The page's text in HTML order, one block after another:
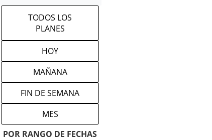
TODOS LOS
PLANES
HOY
MAÑANA
FIN DE SEMANA
MES
POR RANGO DE FECHAS